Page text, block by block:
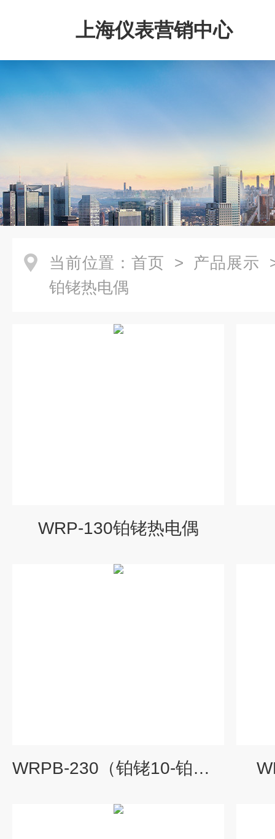
上海仪表营销中心
当前位置： 首页 > 产品展示
铂铑热电偶
WRP-130铂铑热电偶
WRPB-230（铂铑10-铂）二等标准热电偶